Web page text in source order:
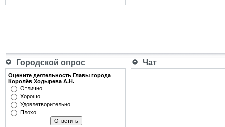
Городской опрос Чат
Оцените деятельность Главы города
Королёв Ходырева А.Н.
Отлично
Хорошо
Удовлетворительно
Плохо